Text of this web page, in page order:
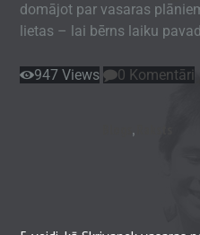
domājot par vasaras
lietas – lai bērns laiku
947 Views 0 Komentāri
,